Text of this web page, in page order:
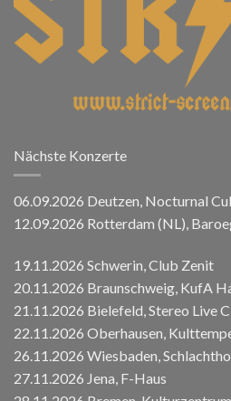
Nächste Konzerte
06.09.2026 Deutzen, Nocturnal
12.09.2026 Rotterdam (NL),
19.11.2026 Schwerin, Club Zenit
20.11.2026 Braunschweig, KufA
21.11.2026 Bielefeld, Stereo Live
22.11.2026 Oberhausen,
26.11.2026 Wiesbaden,
27.11.2026 Jena, F-Haus